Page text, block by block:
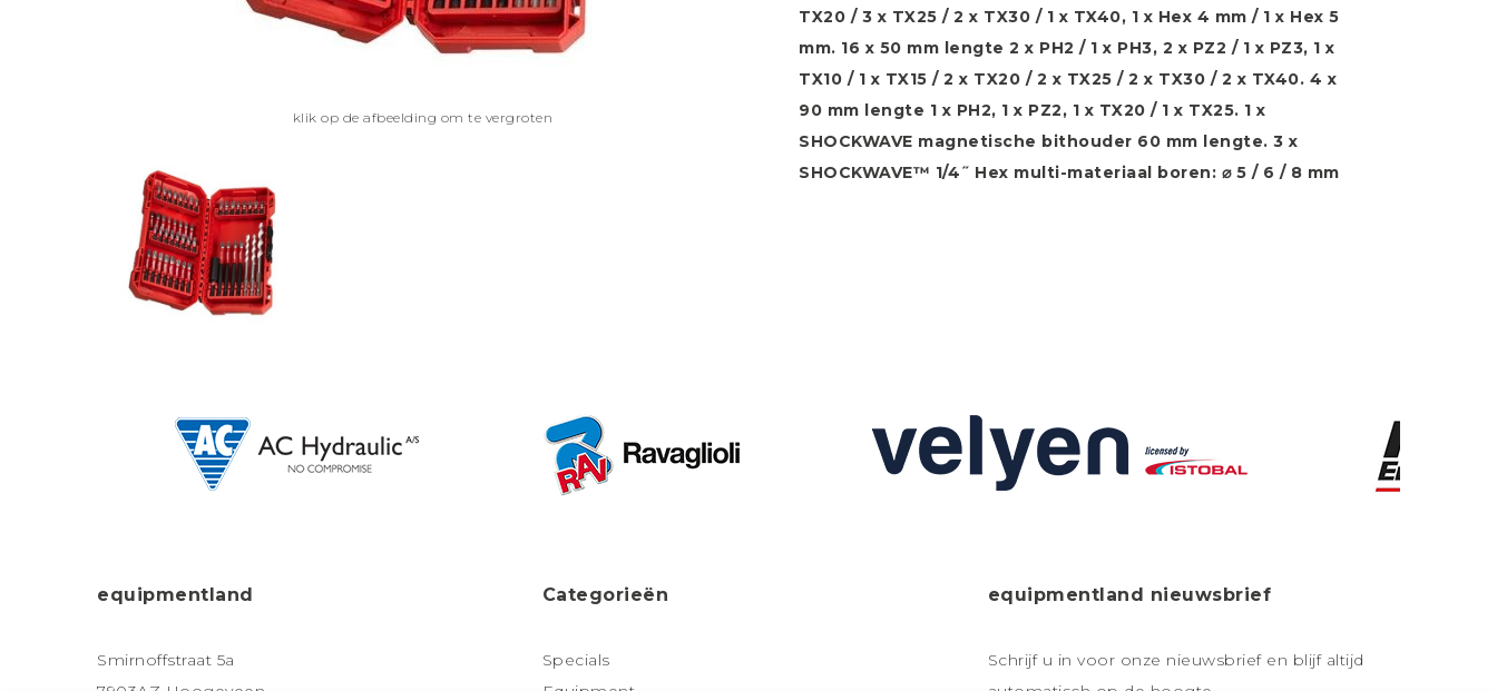
klik op de afbeelding om te vergroten
TX20 / 3 x TX25 / 2 x TX30 / 1 x TX40, 1 x Hex 4 mm / 1 x Hex 5
mm. 16 x 50 mm lengte 2 x PH2 / 1 x PH3, 2 x PZ2 / 1 x PZ3, 1 x
TX10 / 1 x TX15 / 2 x TX20 / 2 x TX25 / 2 x TX30 / 2 x TX40. 4 x
90 mm lengte 1 x PH2, 1 x PZ2, 1 x TX20 / 1 x TX25. 1 x
SHOCKWAVE magnetische bithouder 60 mm lengte. 3 x
SHOCKWAVE™ 1/4˝ Hex multi-materiaal boren: ⌀ 5 / 6 / 8 mm
equipmentland
Smirnoffstraat 5a
Categorieën
Specials
equipmentland nieuwsbrief
Schrijf u in voor onze nieuwsbrief en blijf altijd